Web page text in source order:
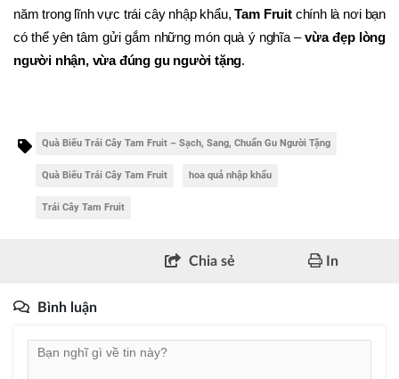
năm trong lĩnh vực trái cây nhập khẩu, Tam Fruit chính là nơi bạn
có thể yên tâm gửi gắm những món quà ý nghĩa – vừa đẹp lòng
người nhận, vừa đúng gu người tặng.
Quà Biếu Trái Cây Tam Fruit – Sạch, Sang, Chuẩn Gu Người Tặng
Quà Biếu Trái Cây Tam Fruit hoa quả nhập khẩu
Trái Cây Tam Fruit
Chia sẻ In
Bình luận